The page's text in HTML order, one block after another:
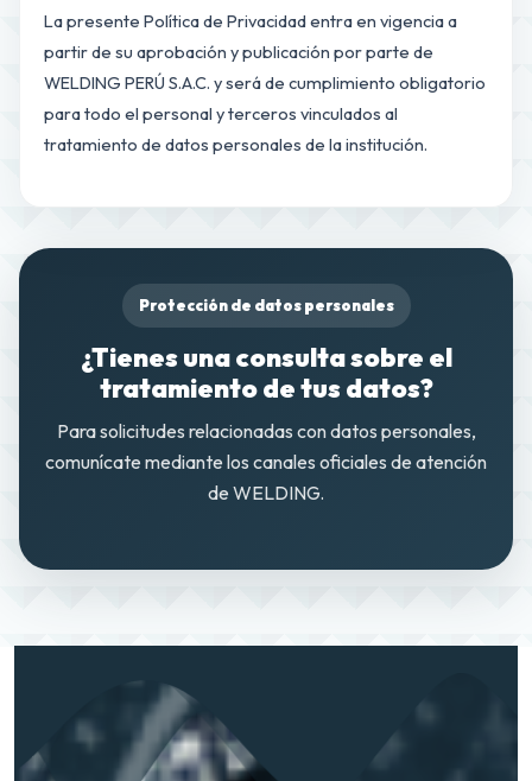
La presente Política de Privacidad entra en vigencia a
partir de su aprobación y publicación por parte de
WELDING PERÚ S.A.C. y será de cumplimiento obligatorio
para todo el personal y terceros vinculados al
tratamiento de datos personales de la institución.
Protección de datos personales
¿Tienes una consulta sobre el
tratamiento de tus datos?
Para solicitudes relacionadas con datos personales,
comunícate mediante los canales oficiales de atención
de WELDING.